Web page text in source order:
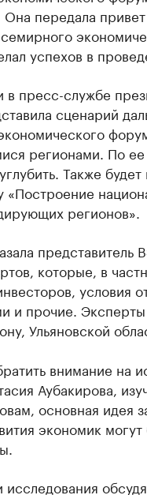
передала
успехов в
в пресс-службе
сценарий
регионами. По
Также
«Построение
регионов».
которые, в
условия
и прочие. Эксперты
Ульяновской
внимание на
Аубакирова,
основная идея
экономик